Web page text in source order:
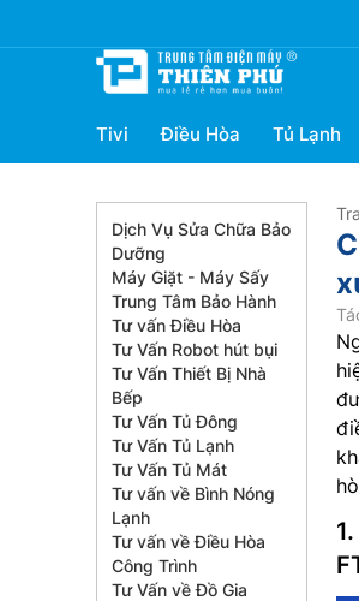
Tivi Điều Hòa Tủ Lạnh
Dịch Vụ Sửa Chữa Bảo
Dưỡng
Máy Giặt - Máy Sấy
Trung Tâm Bảo Hành
Tư vấn Điều Hòa
Tư Vấn Robot hút bụi
Tư Vấn Thiết Bị Nhà
Bếp
Tư Vấn Tủ Đông
Tư Vấn Tủ Lạnh
Tư Vấn Tủ Mát
Tư vấn về Bình Nóng
Lạnh
Tư vấn về Điều Hòa
Công Trình
Tư Vấn về Đồ Gia